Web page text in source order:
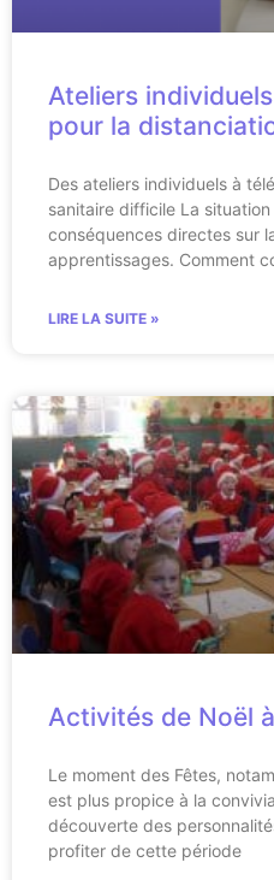
Ateliers
pour la
Des ateliers individuels à
sanitaire difficile La
conséquences directes sur
apprentissages. Comment
LIRE LA SUITE »
Activités de Noël
Le moment des Fêtes,
est plus propice à la
découverte des
profiter de cette période